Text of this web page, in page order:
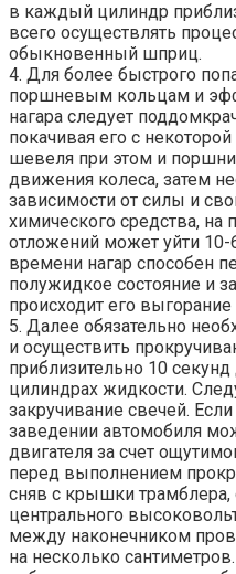
в каждый цилиндр
всего осуществлять
обыкновенный шприц.
4. Для более быстрого
поршневым кольцам и
нагара следует
покачивая его с
шевеля при этом и
движения колеса, затем
зависимости от силы и
химического средства, на
отложений может уйти 10-
времени нагар способен
полужидкое состояние и
происходит его
5. Далее обязательно
и осуществить
приблизительно 10
цилиндрах жидкости.
закручивание свечей.
заведении автомобиля
двигателя за счет
перед выполнением
сняв с крышки
центрального
между наконечником
на несколько